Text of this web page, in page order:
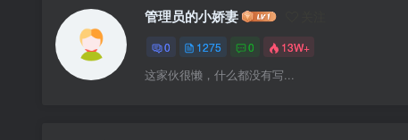
管理员的小娇妻
0 1275 0 13W+
这家伙很懒，什么都没有写...